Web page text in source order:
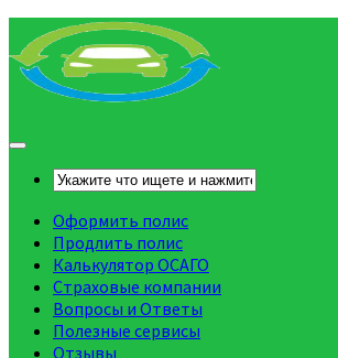
Оформить полис
Продлить полис
Калькулятор ОСАГО
Страховые компании
Вопросы и Ответы
Полезные сервисы
Отзывы